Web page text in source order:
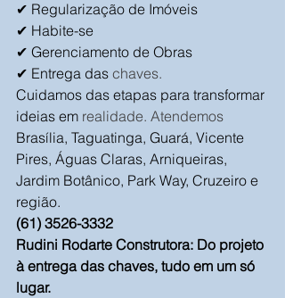
✔ Regularização de Imóveis
✔ Habite-se
✔ Gerenciamento de Obras
✔ Entrega das chaves.
Cuidamos das etapas para transformar
ideias em realidade. Atendemos
Brasília, Taguatinga, Guará, Vicente
Pires, Águas Claras, Arniqueiras,
Jardim Botânico, Park Way, Cruzeiro e
região.
(61) 3526-3332
Rudini Rodarte Construtora: Do projeto
à entrega das chaves, tudo em um só
lugar.